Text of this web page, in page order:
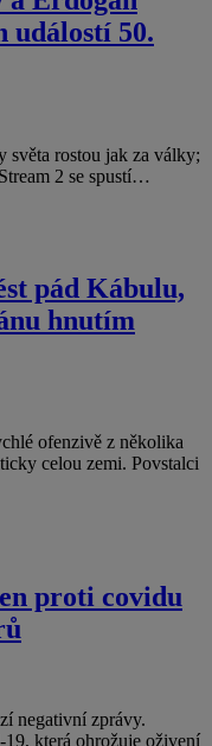
událostí 50.
světa rostou jak za války;
2 se spustí…
pád Kábulu,
hnutím
ofenzivě z několika
celou zemi. Povstalci
proti covidu
negativní zprávy.
která ohrožuje oživení